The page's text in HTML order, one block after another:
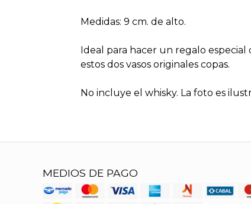
Medidas: 9 cm. de alto.
Ideal para hacer un regalo
estos dos vasos originales copas.
No incluye el whisky. La foto es
MEDIOS DE PAGO